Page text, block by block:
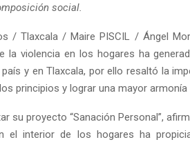
social.
/ Tlaxcala / Maire PISCIL / Ángel
la violencia en los hogares ha
y en Tlaxcala, por ello resaltó la
principios y lograr una mayor armonía
su proyecto “Sanación Personal”,
el interior de los hogares ha